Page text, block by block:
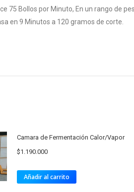
75 Bollos por Minuto, En un rango de
en 9 Minutos a 120 gramos de corte.
Camara de Fermentación Calor/Vapor
$1.190.000
Añadir al carrito